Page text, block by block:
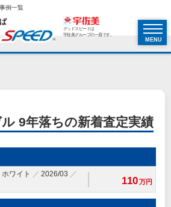
例一覧
グッドスピードは
宇佐美グループの一員です。
MENU
9年落ちの新着査定実績
ホワイト
2026/03
110万円